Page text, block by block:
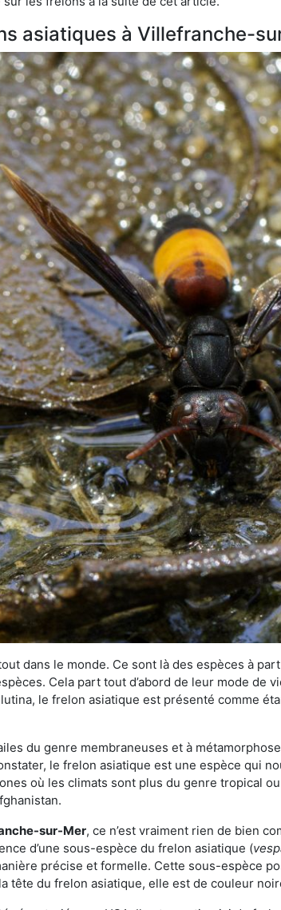
asiatiques à Villefranche-
dans le monde. Ce sont là des espèces à
Cela part tout d’abord de leur mode de
le frelon asiatique est présenté comme
du genre membraneuses et à
le frelon asiatique est une espèce qui
où les climats sont plus du genre tropical
sur-Mer, ce n’est vraiment rien de bien
d’une sous-espèce du frelon asiatique (
précise et formelle. Cette sous-espèce
tête du frelon asiatique, elle est de couleur